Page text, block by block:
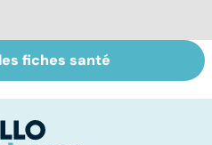
Intestin irritable :
le régime
solution ?
fiches santé